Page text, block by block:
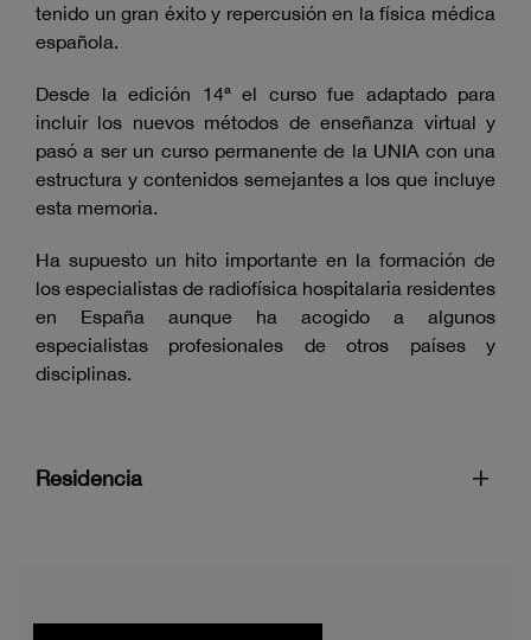
tenido un gran éxito y repercusión en la física médica
española.
Desde la edición 14ª el curso fue adaptado para
incluir los nuevos métodos de enseñanza virtual y
pasó a ser un curso permanente de la UNIA con una
estructura y contenidos semejantes a los que incluye
esta memoria.
Ha supuesto un hito importante en la formación de
los especialistas de radiofísica hospitalaria residentes
en España aunque ha acogido a algunos
especialistas profesionales de otros países y
disciplinas.
Residencia